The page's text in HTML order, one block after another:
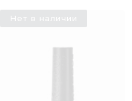
Нет в наличии